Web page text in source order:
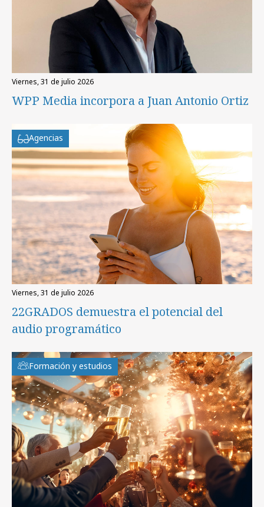
viernes, 31 de julio 2026
WPP Media incorpora a Juan Antonio Ortiz
Agencias
viernes, 31 de julio 2026
22GRADOS demuestra el potencial del
audio programático
Formación y estudios